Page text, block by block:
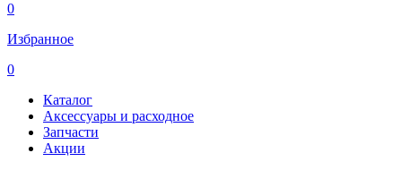
0
Избранное
0
Каталог
Аксессуары и расходное
Запчасти
Акции